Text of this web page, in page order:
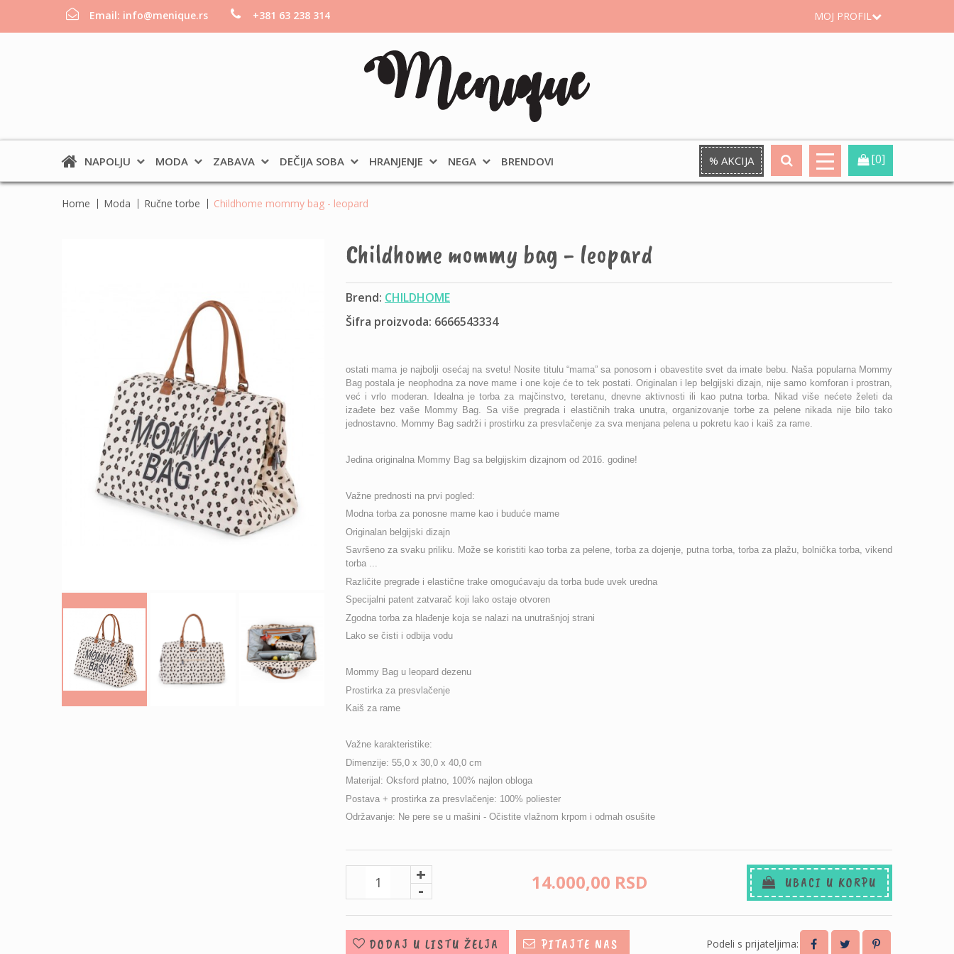
Email: info@menique.rs +381 63 238 314 MOJ PROFIL
NAPOLJU MODA ZABAVA DEČIJA SOBA HRANJENJE NEGA BRENDOVI % AKCIJA [0]
Home Moda Ručne torbe Childhome mommy bag - leopard
Childhome mommy bag - leopard
Brend: CHILDHOME
Šifra proizvoda: 6666543334
ostati mama je najbolji osećaj na svetu! Nosite titulu “mama” sa ponosom i obavestite svet da imate bebu. Naša popularna Mommy
Bag postala je neophodna za nove mame i one koje će to tek postati. Originalan i lep belgijski dizajn, nije samo komforan i prostran,
već i vrlo moderan. Idealna je torba za majčinstvo, teretanu, dnevne aktivnosti ili kao putna torba. Nikad više nećete želeti da
izađete bez vaše Mommy Bag. Sa više pregrada i elastičnih traka unutra, organizovanje torbe za pelene nikada nije bilo tako
jednostavno. Mommy Bag sadrži i prostirku za presvlačenje za sva menjana pelena u pokretu kao i kaiš za rame.
Jedina originalna Mommy Bag sa belgijskim dizajnom od 2016. godine!
Važne prednosti na prvi pogled:
Modna torba za ponosne mame kao i buduće mame
Originalan belgijski dizajn
Savršeno za svaku priliku. Može se koristiti kao torba za pelene, torba za dojenje, putna torba, torba za plažu, bolnička torba, vikend
torba ...
Različite pregrade i elastične trake omogućavaju da torba bude uvek uredna
Specijalni patent zatvarač koji lako ostaje otvoren
Zgodna torba za hlađenje koja se nalazi na unutrašnjoj strani
Lako se čisti i odbija vodu
Mommy Bag u leopard dezenu
Prostirka za presvlačenje
Kaiš za rame
Važne karakteristike:
Dimenzije: 55,0 x 30,0 x 40,0 cm
Materijal: Oksford platno, 100% najlon obloga
Postava + prostirka za presvlačenje: 100% poliester
Održavanje: Ne pere se u mašini - Očistite vlažnom krpom i odmah osušite
+
- 14.000,00 RSD UBACI U KORPU
DODAJ U LISTU ŽELJA PITAJTE NAS Podeli s prijateljima: